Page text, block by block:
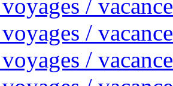
/
/
/